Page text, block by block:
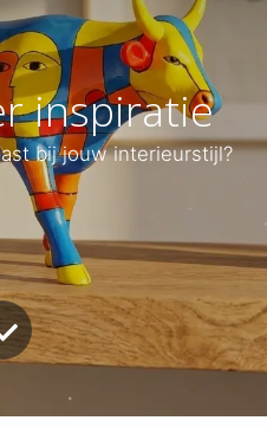
inspiratie
bij jouw interieurstijl?